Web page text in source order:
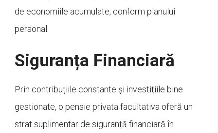
de economiile acumulate, conform planului
personal.
Siguranța Financiară
Prin contribuțiile constante și investițiile bine
gestionate, o pensie privata facultativa oferă un
strat suplimentar de siguranță financiară în